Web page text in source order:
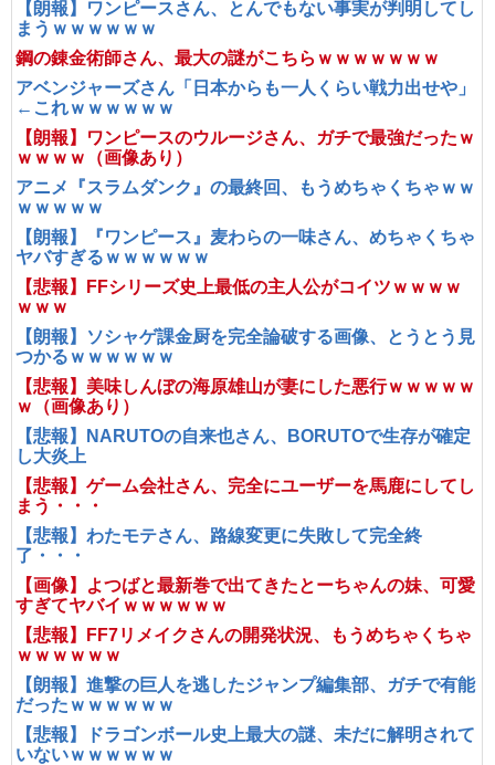
【朗報】ワンピースさん、とんでもない事実が判明してし
まうｗｗｗｗｗｗ
鋼の錬金術師さん、最大の謎がこちらｗｗｗｗｗｗｗ
アベンジャーズさん「日本からも一人くらい戦力出せや」
←これｗｗｗｗｗｗ
【朗報】ワンピースのウルージさん、ガチで最強だったｗ
ｗｗｗｗ（画像あり）
アニメ『スラムダンク』の最終回、もうめちゃくちゃｗｗ
ｗｗｗｗｗ
【朗報】『ワンピース』麦わらの一味さん、めちゃくちゃ
ヤバすぎるｗｗｗｗｗｗ
【悲報】FFシリーズ史上最低の主人公がコイツｗｗｗｗ
ｗｗｗ
【朗報】ソシャゲ課金厨を完全論破する画像、とうとう見
つかるｗｗｗｗｗｗ
【悲報】美味しんぼの海原雄山が妻にした悪行ｗｗｗｗｗ
ｗ（画像あり）
【悲報】NARUTOの自来也さん、BORUTOで生存が確定
し大炎上
【悲報】ゲーム会社さん、完全にユーザーを馬鹿にしてし
まう・・・
【悲報】わたモテさん、路線変更に失敗して完全終
了・・・
【画像】よつばと最新巻で出てきたとーちゃんの妹、可愛
すぎてヤバイｗｗｗｗｗｗ
【悲報】FF7リメイクさんの開発状況、もうめちゃくちゃ
ｗｗｗｗｗｗ
【朗報】進撃の巨人を逃したジャンプ編集部、ガチで有能
だったｗｗｗｗｗｗ
【悲報】ドラゴンボール史上最大の謎、未だに解明されて
いないｗｗｗｗｗｗ